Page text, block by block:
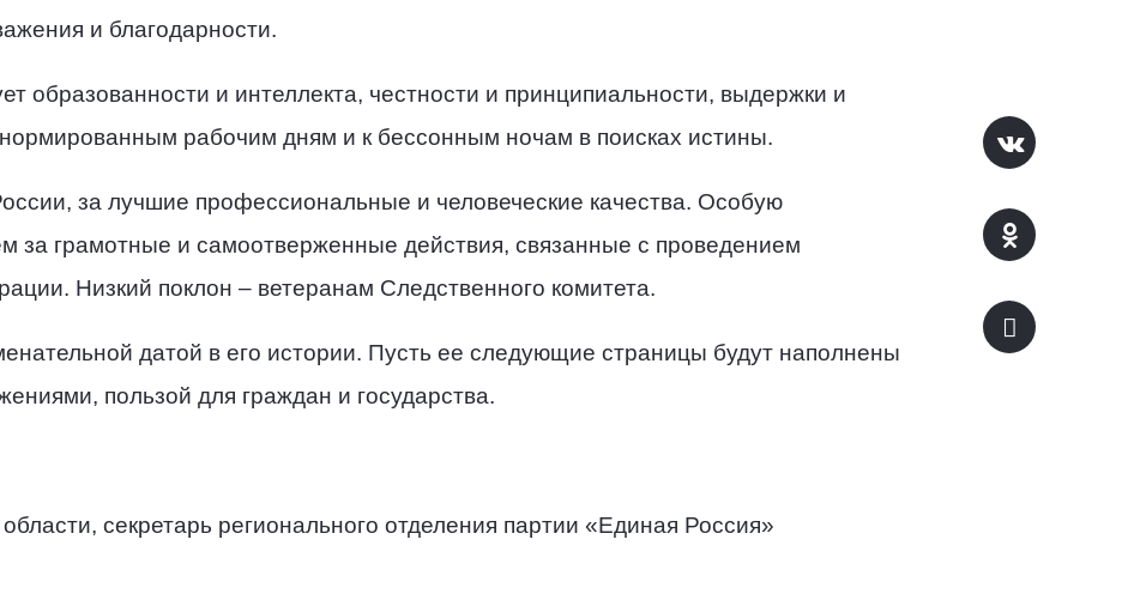
и благодарности.
образованности и интеллекта, честности и принципиальности, выдержки и
рабочим дням и к бессонным ночам в поисках истины.
за лучшие профессиональные и человеческие качества. Особую
за грамотные и самоотверженные действия, связанные с проведением
Низкий поклон – ветеранам Следственного комитета.
датой в его истории. Пусть ее следующие страницы будут наполнены
пользой для граждан и государства.
секретарь регионального отделения партии «Единая Россия»